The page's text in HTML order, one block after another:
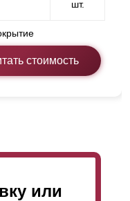
шт.
стоимость
или